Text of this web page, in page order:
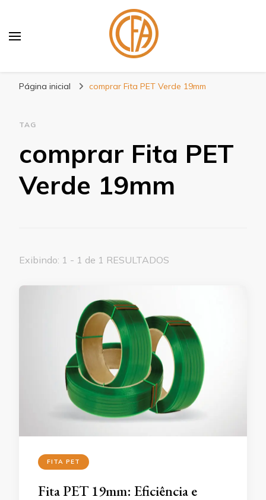
Página inicial comprar Fita PET Verde 19mm
TAG
comprar Fita PET
Verde 19mm
Exibindo: 1 - 1 de 1 RESULTADOS
FITA PET
Fita PET 19mm: Eficiência e